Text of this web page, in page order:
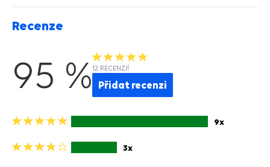
Recenze
95 %12 RECENZIÍ
Přidat recenzi
5
9x
4
3x